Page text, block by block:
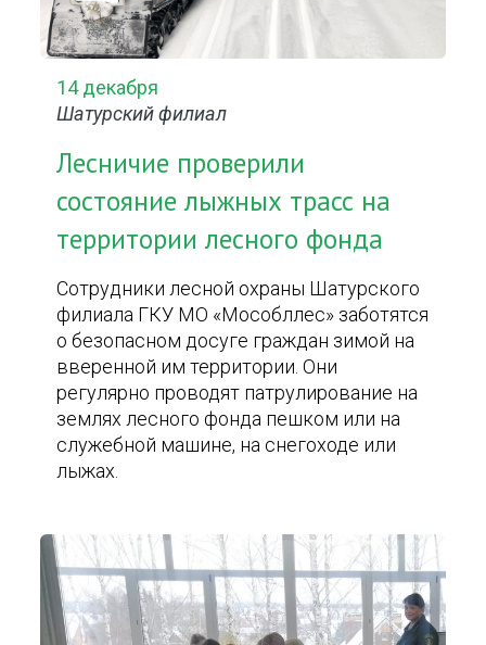
14 декабря
Шатурский филиал
Лесничие проверили
состояние лыжных трасс на
территории лесного фонда
Сотрудники лесной охраны Шатурского
филиала ГКУ МО «Мособллес» заботятся
о безопасном досуге граждан зимой на
вверенной им территории. Они
регулярно проводят патрулирование на
землях лесного фонда пешком или на
служебной машине, на снегоходе или
лыжах.